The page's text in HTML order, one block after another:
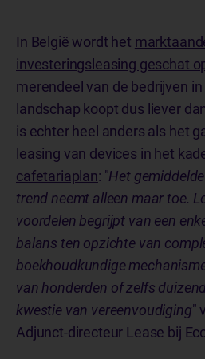
In België wordt het
investeringsleasing geschat
merendeel van de bedrijven
landschap koopt dus liever
is echter heel anders als het
leasing van devices in het
cafetariaplan: "Het
trend neemt alleen maar toe.
voordelen begrijpt van een
balans ten opzichte van
boekhoudkundige
van honderden of zelfs
kwestie van vereenvoudiging"
Adjunct-directeur Lease bij